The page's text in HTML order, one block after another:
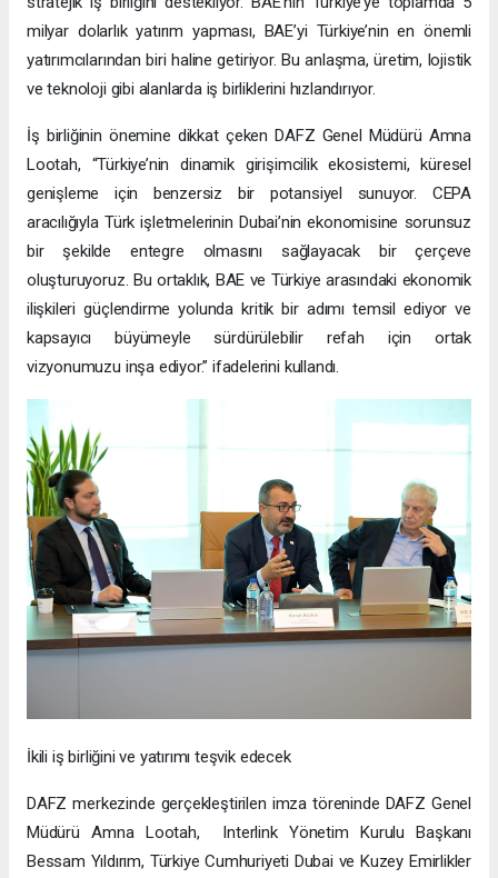
milyar dolarlık yatırım yapması, BAE’yi Türkiye’nin en önemli
yatırımcılarından biri haline getiriyor. Bu anlaşma, üretim, lojistik
ve teknoloji gibi alanlarda iş birliklerini hızlandırıyor.
İş birliğinin önemine dikkat çeken DAFZ Genel Müdürü Amna
Lootah, “Türkiye’nin dinamik girişimcilik ekosistemi, küresel
genişleme için benzersiz bir potansiyel sunuyor. CEPA
aracılığıyla Türk işletmelerinin Dubai’nin ekonomisine sorunsuz
bir şekilde entegre olmasını sağlayacak bir çerçeve
oluşturuyoruz. Bu ortaklık, BAE ve Türkiye arasındaki ekonomik
ilişkileri güçlendirme yolunda kritik bir adımı temsil ediyor ve
kapsayıcı büyümeyle sürdürülebilir refah için ortak
vizyonumuzu inşa ediyor.” ifadelerini kullandı.
İkili iş birliğini ve yatırımı teşvik edecek
DAFZ merkezinde gerçekleştirilen imza töreninde DAFZ Genel
Müdürü Amna Lootah, Interlink Yönetim Kurulu Başkanı
Bessam Yıldırım, Türkiye Cumhuriyeti Dubai ve Kuzey Emirlikler